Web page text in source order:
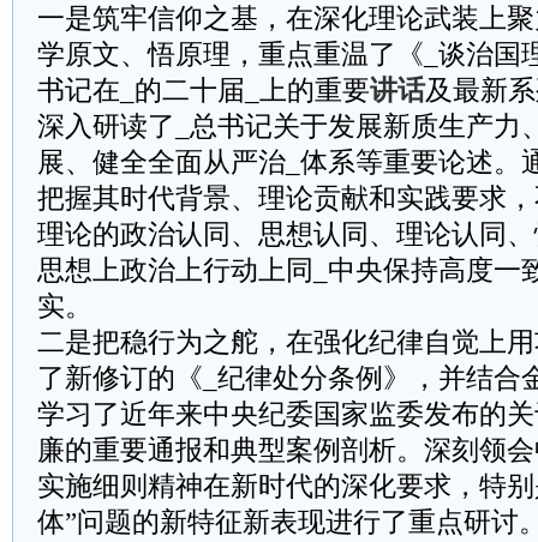
一是筑牢信仰之基，在深化理论武装上
学原文、悟原理，重点重温了《_谈治国
书记在_的二十届_上的重要讲话及最新
深入研读了_总书记关于发展新质生产力
展、健全全面从严治_体系等重要论述。
把握其时代背景、理论贡献和实践要求
理论的政治认同、思想认同、理论认同
思想上政治上行动上同_中央保持高度一
实。
二是把稳行为之舵，在强化纪律自觉上
了新修订的《_纪律处分条例》，并结合
学习了近年来中央纪委国家监委发布的
廉的重要通报和典型案例剖析。深刻领
实施细则精神在新时代的深化要求，特
体”问题的新特征新表现进行了重点研讨